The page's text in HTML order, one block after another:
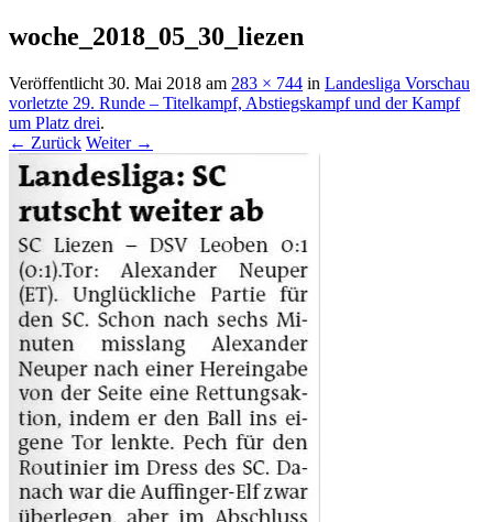
woche_2018_05_30_liezen
Veröffentlicht 30. Mai 2018 am 283 × 744 in Landesliga Vorschau
vorletzte 29. Runde – Titelkampf, Abstiegskampf und der Kampf
um Platz drei.
← Zurück Weiter →